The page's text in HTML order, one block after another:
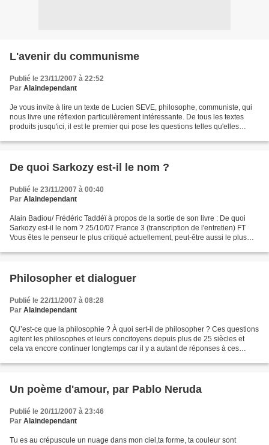
L'avenir du communisme
Publié le 23/11/2007 à 22:52
Par Alaindependant
Je vous invite à lire un texte de Lucien SEVE, philosophe, communiste, qui
nous livre une réflexion particulièrement intéressante. De tous les textes
produits jusqu'ici, il est le premier qui pose les questions telles qu'elles
De quoi Sarkozy est-il le nom ?
Publié le 23/11/2007 à 00:40
Par Alaindependant
Alain Badiou/ Frédéric Taddéï à propos de la sortie de son livre : De quoi
Sarkozy est-il le nom ? 25/10/07 France 3 (transcription de l'entretien) FT
Vous êtes le penseur le plus critiqué actuellement, peut-être aussi le plus
Philosopher et dialoguer
Publié le 22/11/2007 à 08:28
Par Alaindependant
QU’est-ce que la philosophie ? À quoi sert-il de philosopher ? Ces questions
agitent les philosophes et leurs concitoyens depuis plus de 25 siècles et
cela va encore continuer longtemps car il y a autant de réponses à ces
Un poème d'amour, par Pablo Neruda
Publié le 20/11/2007 à 23:46
Par Alaindependant
Tu es au crépuscule un nuage dans mon ciel,ta forme, ta couleur sont